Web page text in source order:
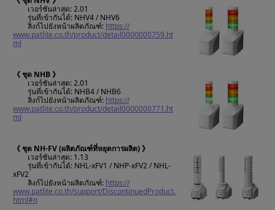
เวอร์ชันล่าสุด: 2.01
รุ่นที่เข้ากันได้: NHV4 / NHV6
ลิงก์ไปยังหน้าผลิตภัณฑ์: https://
www.patlite.co.th/product/detail0000000759.ht
ml
《 ชุด NHB 》
เวอร์ชันล่าสุด: 2.01
รุ่นที่เข้ากันได้: NHB4 / NHB6
ลิงก์ไปยังหน้าผลิตภัณฑ์: https://
www.patlite.co.th/product/detail0000000771.ht
ml
《 ชุด NH-FV (ผลิตภัณฑ์ที่หยุดการผลิต) 》
เวอร์ชันล่าสุด: 1.13
รุ่นที่เข้ากันได้: NHL-xFV1 / NHP-xFV2 / NHL-
xFV2
ลิงก์ไปยังหน้าผลิตภัณฑ์: https://
www.patlite.co.th/support/DiscontinuedProduct.
html#n